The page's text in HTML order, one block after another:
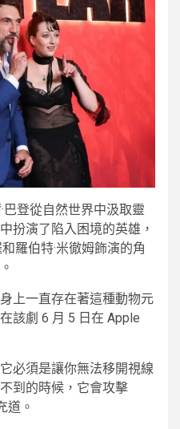
巴登從自然世界中汲取靈
扮演了陷入困境的英雄，
羅伯特·米徹姆飾演的角
上一直存在著這種動物元
該劇 6 月 5 日在 Apple
必須是讓你無法移開視線
到的時候，它會攻擊
道。